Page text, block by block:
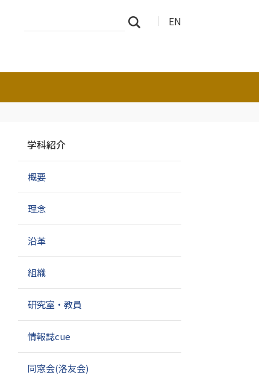
EN
イ
細
ビ
ゲ
シ
ン
学科紹介
概要
理念
沿革
組織
研究室・教員
情報誌cue
同窓会(洛友会)